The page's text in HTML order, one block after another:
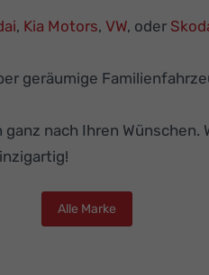
, Kia Motors, VW, oder
geräumige
nach Ihren
Alle Marke